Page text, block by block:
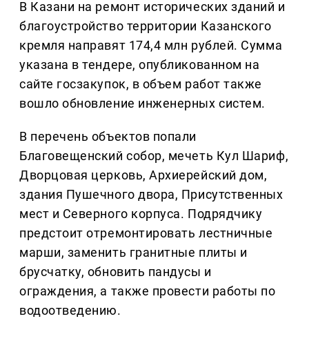
В Казани на ремонт исторических зданий и
благоустройство территории Казанского
кремля направят 174,4 млн рублей. Сумма
указана в тендере, опубликованном на
сайте госзакупок, в объем работ также
вошло обновление инженерных систем.
В перечень объектов попали
Благовещенский собор, мечеть Кул Шариф,
Дворцовая церковь, Архиерейский дом,
здания Пушечного двора, Присутственных
мест и Северного корпуса. Подрядчику
предстоит отремонтировать лестничные
марши, заменить гранитные плиты и
брусчатку, обновить пандусы и
ограждения, а также провести работы по
водоотведению.